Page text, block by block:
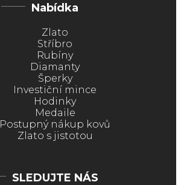
Nabídka
Zlato
Stříbro
Rubíny
Diamanty
Šperky
Investiční mince
Hodinky
Medaile
Postupný nákup kovů
Zlato s jistotou
SLEDUJTE NÁS